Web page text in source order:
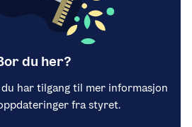
du her?
du har tilgang til mer informasjon
fra styret.